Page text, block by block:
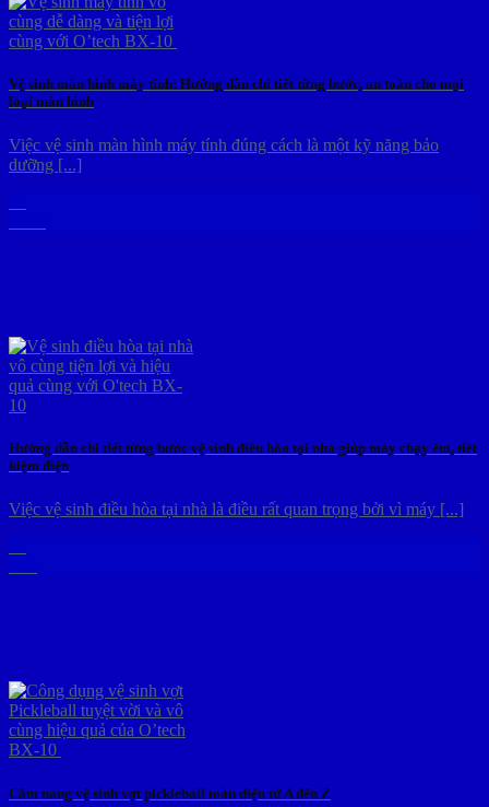
Vệ sinh màn hình máy tính: Hướng dẫn chi tiết từng bước, an toàn cho mọi
loại màn hình
Việc vệ sinh màn hình máy tính đúng cách là một kỹ năng bảo
dưỡng [...]
Hướng dẫn chi tiết từng bước vệ sinh điều hòa tại nhà giúp máy chạy êm, tiết
kiệm điện
Việc vệ sinh điều hòa tại nhà là điều rất quan trọng bởi vì máy [...]
Cẩm nang vệ sinh vợt pickleball toàn diện từ A đến Z